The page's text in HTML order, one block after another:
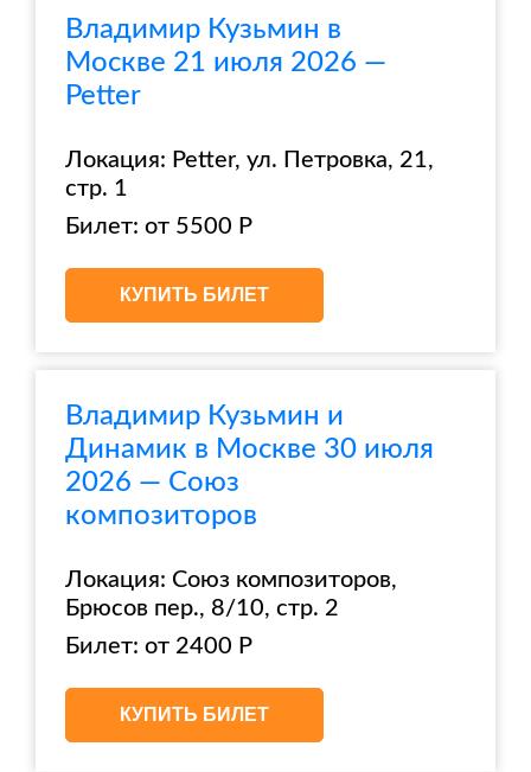
Владимир Кузьмин в
Москве 21 июля 2026 —
Petter
Локация: Petter, ул. Петровка, 21,
стр. 1
Билет: от 5500 Р
КУПИТЬ БИЛЕТ
Владимир Кузьмин и
Динамик в Москве 30 июля
2026 — Союз
композиторов
Локация: Союз композиторов,
Брюсов пер., 8/10, стр. 2
Билет: от 2400 Р
КУПИТЬ БИЛЕТ